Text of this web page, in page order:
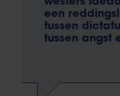
een
tussen
tussen angst